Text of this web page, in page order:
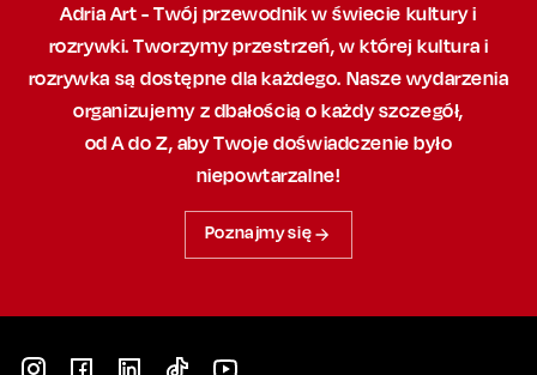
Adria Art - Twój przewodnik w świecie kultury i
rozrywki. Tworzymy przestrzeń,w której kultura i
rozrywka są dostępne dla każdego. Nasze wydarzenia
organizujemy z dbałością o każdy szczegół,
od A do Z, abyTwoje doświadczenie było
niepowtarzalne!
Poznajmy się